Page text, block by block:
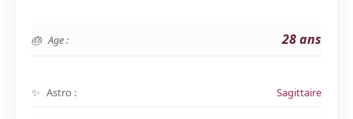
Age : 28 ans
Astro : Sagittaire